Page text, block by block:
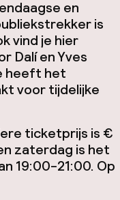
en
is
vind je hier
Dalí en Yves
heeft het
voor tijdelijke
ticketprijs is €
zaterdag is het
19:00-21:00. Op